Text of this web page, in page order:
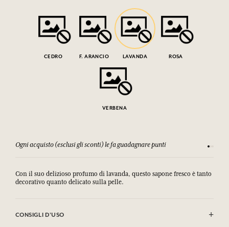
CEDRO F. ARANCIO LAVANDA ROSA
VERBENA
Ogni acquisto (esclusi gli sconti) le fa guadagnare punti
Con il suo delizioso profumo di lavanda, questo sapone fresco è tanto
decorativo quanto delicato sulla pelle.
CONSIGLI D'USO